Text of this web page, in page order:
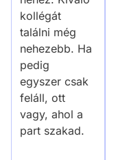
kollégát
találni még
nehezebb. Ha
pedig
egyszer csak
feláll, ott
vagy, ahol a
part szakad.